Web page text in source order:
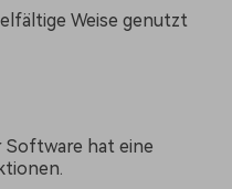
Weise genutzt
Software hat eine